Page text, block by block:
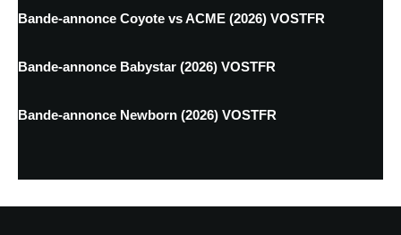
Bande-annonce Coyote vs ACME (2026) VOSTFR
Bande-annonce Babystar (2026) VOSTFR
Bande-annonce Newborn (2026) VOSTFR